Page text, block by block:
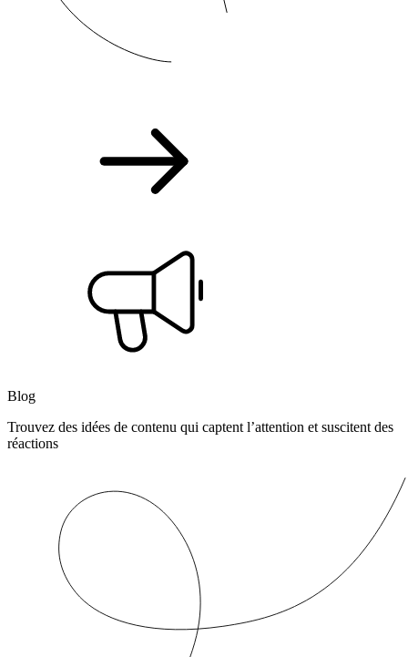
Blog
Trouvez des idées de contenu qui captent l’attention et suscitent des
réactions